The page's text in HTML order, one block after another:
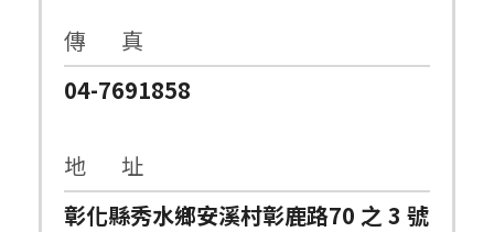
傳 真
04-7691858
地 址
彰化縣秀水鄉安溪村彰鹿路70 之 3 號